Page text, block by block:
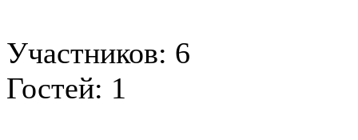
Участников: 6
Гостей: 1